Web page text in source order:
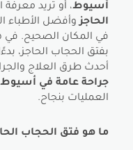
أسيوط، أو تريد معرفة
الحاجزوأفضل الأطباء
في المكان الصحيح. في
بفتق الحجاب الحاجز،
أحدث طرق العلاج
جراحة عامة في أسيوط
العمليات بنجاح.
ما هو فتق الحجاب